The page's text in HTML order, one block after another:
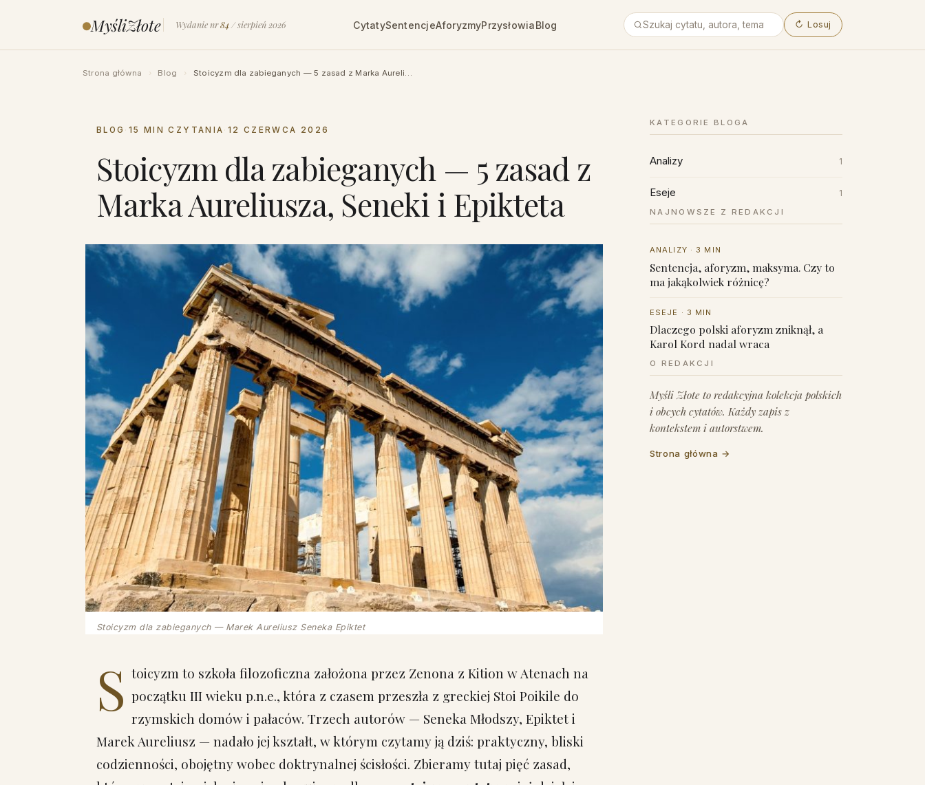
treści
MyśliZłote Wydanie nr84 / sierpień 2026 CytatySentencjeAforyzmyPrzysłowiaBlog ↻ Losuj
Strona główna › Blog › Stoicyzm dla zabieganych — 5 zasad z Marka Aureli…
BLOG · 15 MIN CZYTANIA · 12 CZERWCA 2026
Stoicyzm dla zabieganych — 5 zasad z
Marka Aureliusza, Seneki i Epikteta
Stoicyzm dla zabieganych — Marek Aureliusz Seneka Epiktet
S toicyzm to szkoła filozoficzna założona przez Zenona z Kition w Atenach na
początku III wieku p.n.e., która z czasem przeszła z greckiej Stoi Poikile do
rzymskich domów i pałaców. Trzech autorów — Seneka Młodszy, Epiktet i
Marek Aureliusz — nadało jej kształt, w którym czytamy ją dziś: praktyczny, bliski
codzienności, obojętny wobec doktrynalnej ścisłości. Zbieramy tutaj pięć zasad,
KATEGORIE BLOGA
Analizy 1
Eseje 1
NAJNOWSZE Z REDAKCJI
ANALIZY · 3 MIN
Sentencja, aforyzm, maksyma. Czy to
ma jakąkolwiek różnicę?
ESEJE · 3 MIN
Dlaczego polski aforyzm zniknął, a
Karol Kord nadal wraca
O REDAKCJI
Myśli Złote to redakcyjna kolekcja polskich
i obcych cytatów. Każdy zapis z
kontekstem i autorstwem.
Strona główna →